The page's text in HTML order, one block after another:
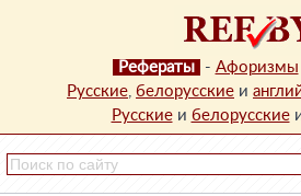
Рефераты - Афоризмы
Русские, белорусские и
Русскиеи белорусские